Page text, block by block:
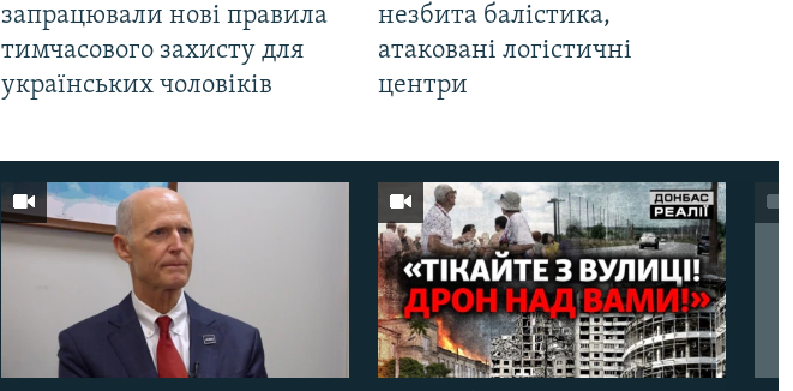
запрацювали нові правила
тимчасового захисту для
українських чоловіків
незбита балістика,
атаковані логістичні
центри